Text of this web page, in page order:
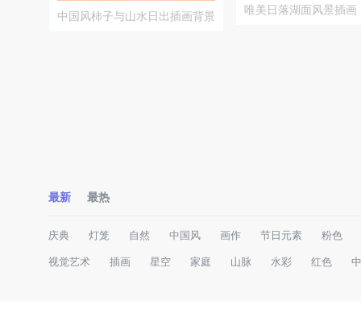
中国风柿子与山水日出插画背景 唯美日落湖面风景插画
最新 最热
庆典 灯笼 自然 中国风 画作 节日元素 粉色
视觉艺术 插画 星空 家庭 山脉 水彩 红色